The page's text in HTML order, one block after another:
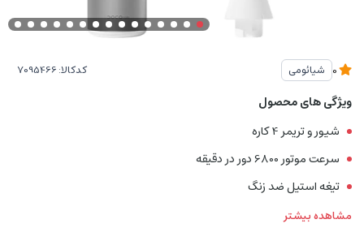
شیائومی کدکالا:
ویژگی های محصول
شیور و تریمر 4 کاره
سرعت موتور 6800 دور در دقیقه
تیغه استیل ضد زنگ
مشاهده بیشتر